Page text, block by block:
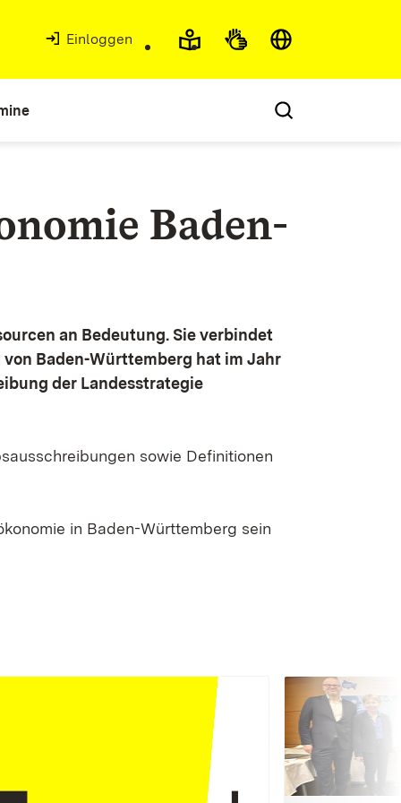
Einloggen
Baden-
an Bedeutung. Sie verbindet
Baden-Württemberg hat im Jahr
der Landesstrategie
sowie Definitionen
in Baden-Württemberg sein